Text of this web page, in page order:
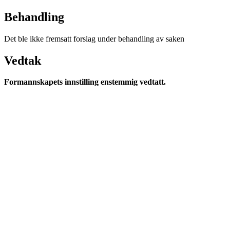
Behandling
Det ble ikke fremsatt forslag under behandling av saken
Vedtak
Formannskapets innstilling enstemmig vedtatt.